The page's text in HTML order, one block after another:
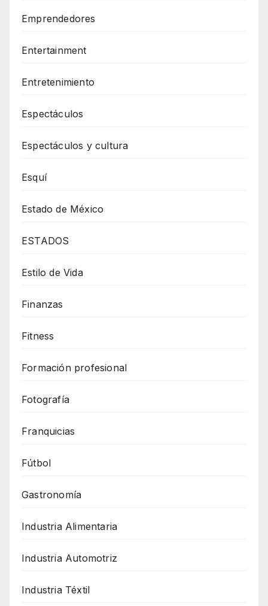
Emprendedores
Entertainment
Entretenimiento
Espectáculos
Espectáculos y cultura
Esquí
Estado de México
ESTADOS
Estilo de Vida
Finanzas
Fitness
Formación profesional
Fotografía
Franquicias
Fútbol
Gastronomía
Industria Alimentaria
Industria Automotriz
Industria Téxtil